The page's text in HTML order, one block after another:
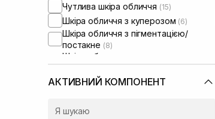
Чутлива шкіра обличчя (15)
Шкіра обличчя з куперозом (6)
Шкіра обличчя з пігментацією/
постакне (8)
Шкіра обличчя з розширеними
порами
Шкіра обличчя з порушеним
мікробіомом
АКТИВНИЙ КОМПОНЕНТ